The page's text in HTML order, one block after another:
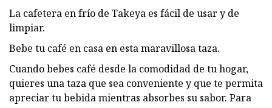
La cafetera en frío de Takeya es fácil de usar y de
limpiar.
Bebe tu café en casa en esta maravillosa taza.
Cuando bebes café desde la comodidad de tu hogar,
quieres una taza que sea conveniente y que te permita
apreciar tu bebida mientras absorbes su sabor. Para